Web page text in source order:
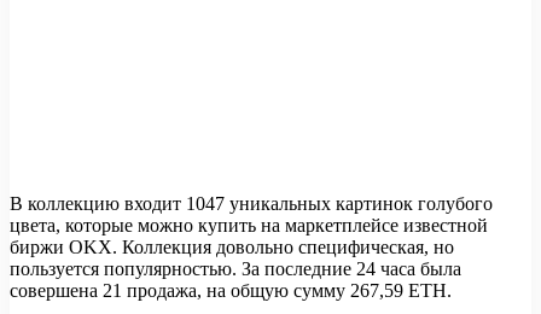
В коллекцию входит 1047 уникальных картинок голубого
цвета, которые можно купить на маркетплейсе известной
биржи OKX. Коллекция довольно специфическая, но
пользуется популярностью. За последние 24 часа была
совершена 21 продажа, на общую сумму 267,59 ETH.